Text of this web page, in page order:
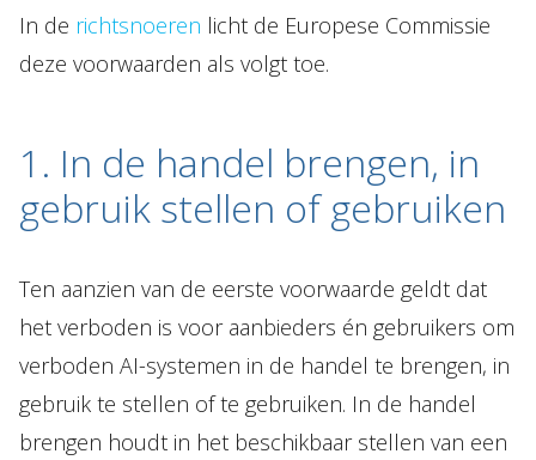
In de richtsnoeren licht de Europese Commissie
deze voorwaarden als volgt toe.
1. In de handel brengen, in
gebruik stellen of gebruiken
Ten aanzien van de eerste voorwaarde geldt dat
het verboden is voor aanbieders én gebruikers om
verboden AI-systemen in de handel te brengen, in
gebruik te stellen of te gebruiken. In de handel
brengen houdt in het beschikbaar stellen van een